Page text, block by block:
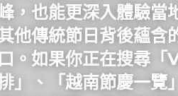
，也能更深入體驗當
他傳統節日背後蘊含
口。如果你正在搜尋
」、「越南節慶一覽